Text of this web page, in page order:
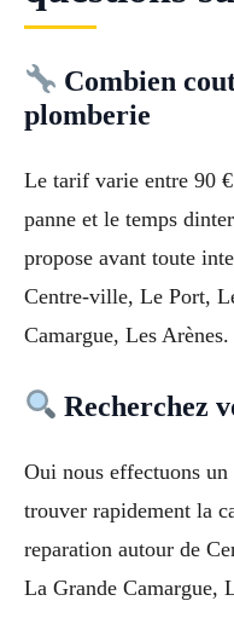
Combien
plomberie
Le tarif varie entre 90
panne et le temps
propose avant toute
Centre-ville, Le Port,
Camargue, Les Arènes.
Recherchez
Oui nous effectuons
trouver rapidement la
reparation autour de
La Grande Camargue,